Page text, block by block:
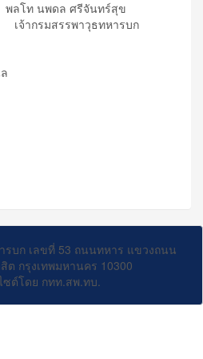
) พลโท นพดล ศรีจันทร์สุข
เจ้ากรมสรรพาวุธทหารบก
รบก เลขที่ 53 ถนนทหาร แขวงถนน
ต กรุงเทพมหานคร 10300
ต์โดย กทท.สพ.ทบ.